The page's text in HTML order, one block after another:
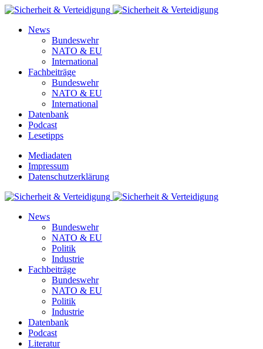
News
Bundeswehr
NATO & EU
International
Fachbeiträge
Bundeswehr
NATO & EU
International
Datenbank
Podcast
Lesetipps
Mediadaten
Impressum
Datenschutzerklärung
News
Bundeswehr
NATO & EU
Politik
Industrie
Fachbeiträge
Bundeswehr
NATO & EU
Politik
Industrie
Datenbank
Podcast
Literatur